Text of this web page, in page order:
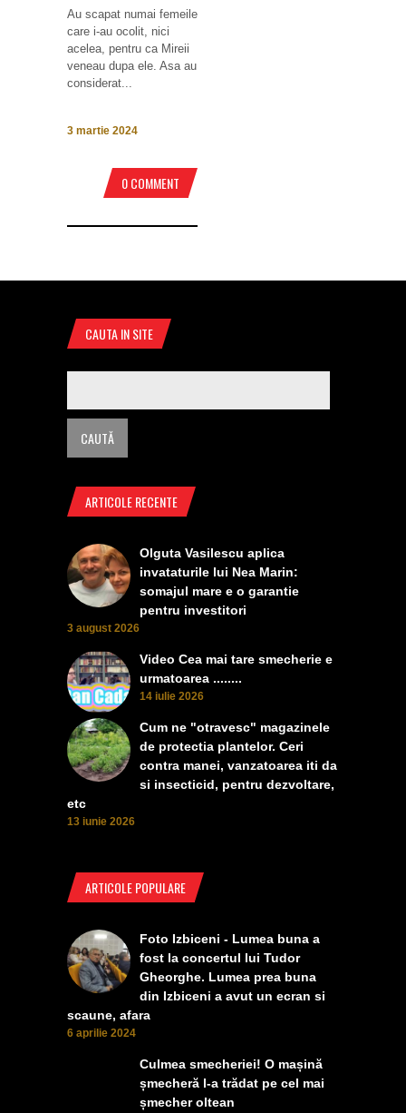
Au scapat numai femeile
care i-au ocolit, nici
acelea, pentru ca Mireii
veneau dupa ele. Asa au
considerat...
3 martie 2024
0 COMMENT
CAUTA IN SITE
ARTICOLE RECENTE
Olguta Vasilescu aplica
invataturile lui Nea Marin:
somajul mare e o garantie
pentru investitori
3 august 2026
Video Cea mai tare smecherie e
urmatoarea ........
14 iulie 2026
Cum ne "otravesc" magazinele
de protectia plantelor. Ceri
contra manei, vanzatoarea iti da
si insecticid, pentru dezvoltare,
etc
13 iunie 2026
ARTICOLE POPULARE
Foto Izbiceni - Lumea buna a
fost la concertul lui Tudor
Gheorghe. Lumea prea buna
din Izbiceni a avut un ecran si
scaune, afara
6 aprilie 2024
Culmea smecheriei! O mașină
șmecheră l-a trădat pe cel mai
șmecher oltean